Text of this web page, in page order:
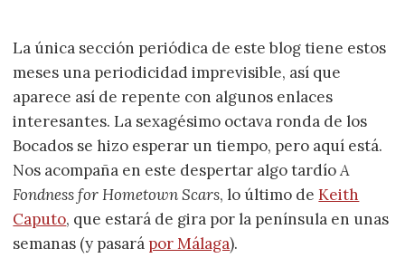
La única sección periódica de este blog tiene estos
meses una periodicidad imprevisible, así que
aparece así de repente con algunos enlaces
interesantes. La sexagésimo octava ronda de los
Bocados se hizo esperar un tiempo, pero aquí está.
Nos acompaña en este despertar algo tardíoA
Fondness for Hometown Scars, lo último deKeith
Caputo, que estará de gira por la península en unas
semanas (y pasará por Málaga).